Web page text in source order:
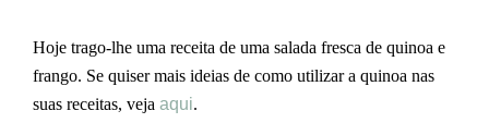
Hoje trago-lhe uma receita de uma salada fresca de quinoa e
frango. Se quiser mais ideias de como utilizar a quinoa nas
suas receitas, veja aqui.